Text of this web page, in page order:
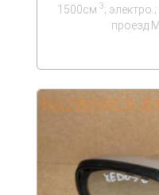
1500см 3;
проезд